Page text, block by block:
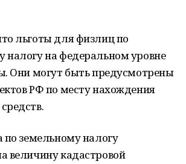
льготы для физлиц по
налогу на федеральном уровне
Они могут быть предусмотрены
РФ по месту нахождения
по земельному налогу
величину кадастровой